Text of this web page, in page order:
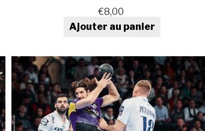
€8,00
quantité de Photo de sport au
Ajouter au panier